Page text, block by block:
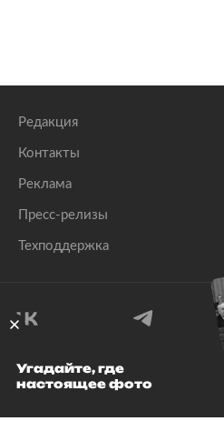
Редакция
Контакты
Реклама
Пресс-релизы
Техподдержка
© 1999–2026 Все
Угадайте, где
настоящее фото